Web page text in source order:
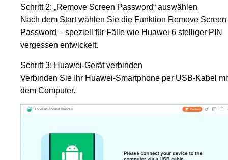
Schritt 2: „Remove Screen Password“ auswählen
Nach dem Start wählen Sie die Funktion Remove Screen
Password – speziell für Fälle wie Huawei 6 stelliger PIN
vergessen entwickelt.
Schritt 3: Huawei-Gerät verbinden
Verbinden Sie Ihr Huawei-Smartphone per USB-Kabel
dem Computer.